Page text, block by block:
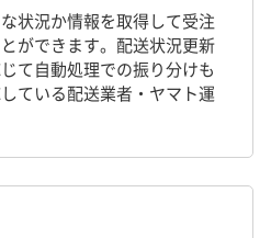
状況か情報を取得して受注
ができます。配送状況更新
て自動処理での振り分けも
ている配送業者・ヤマト運